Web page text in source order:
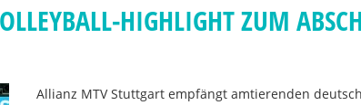
HIGHLIGHT ZUM
Allianz MTV Stuttgart empfängt amtierenden